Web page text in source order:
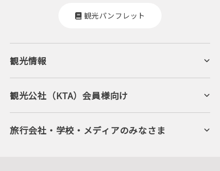
観光パンフレット
観光情報
京丹後について
ジオパークの絶景
キャンプ・グランピング
自然景観
旬の食
フルーツ
美術館・資料館
観光公社（KTA）会員様向け
KTA会員コミュニティ
会員向けサービス
KTAニュースレター
会員加入・会員情報（会員規程）
旅行会社・学校・メディアのみなさま
プレスリリース